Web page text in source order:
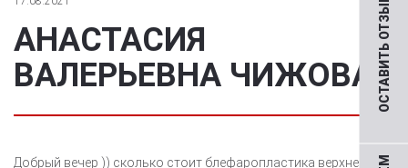
ОСТАВИТЬ ОТЗЫВ
АНАСТАСИЯ
ВАЛЕРЬЕВНА ЧИЖОВА
Добрый вечер )) сколько стоит блефаропластика верхнего